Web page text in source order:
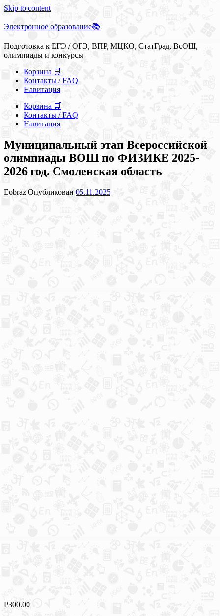
Skip to content
Электронное образование📚
Подготовка к ЕГЭ / ОГЭ, ВПР, МЦКО, СтатГрад, ВсОШ,
олимпиады и конкурсы
Корзина 🛒
Контакты / FAQ
Навигация
Корзина 🛒
Контакты / FAQ
Навигация
Муниципальный этап Всероссийской
олимпиады ВОШ по ФИЗИКЕ 2025-
2026 год. Смоленская область
Eobraz Опубликован 05.11.2025
Р300.00